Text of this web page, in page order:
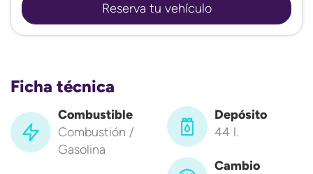
Reserva tu vehículo
Ficha técnica
Combustible
Combustión /
Gasolina
Depósito
44 l.
Cambio